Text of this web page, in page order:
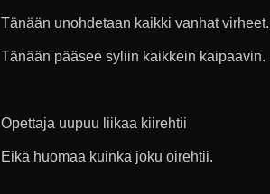
Tänään unohdetaan kaikki vanhat virheet.
Tänään pääsee syliin kaikkein kaipaavin.
Opettaja uupuu liikaa kiirehtii
Eikä huomaa kuinka joku oirehtii.